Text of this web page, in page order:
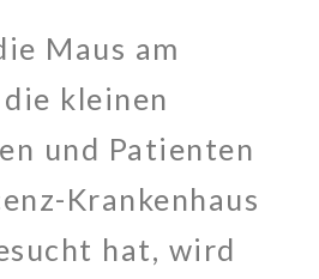
Maus am
kleinen
und Patienten
Krankenhaus
hat, wird